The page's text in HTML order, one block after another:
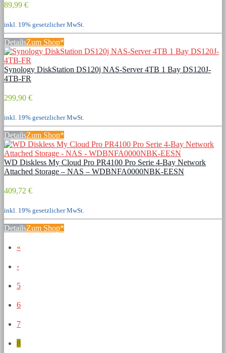
89,99 €
inkl. 19% gesetzlicher MwSt.
DetailsZum Shop*
Synology DiskStation DS120j NAS-Server 4TB 1 Bay DS120J-
4TB-FR
299,90 €
inkl. 19% gesetzlicher MwSt.
DetailsZum Shop*
WD Diskless My Cloud Pro PR4100 Pro Serie 4-Bay Network
Attached Storage – NAS – WDBNFA0000NBK-EESN
409,72 €
inkl. 19% gesetzlicher MwSt.
DetailsZum Shop*
«
‹
5
6
7
8